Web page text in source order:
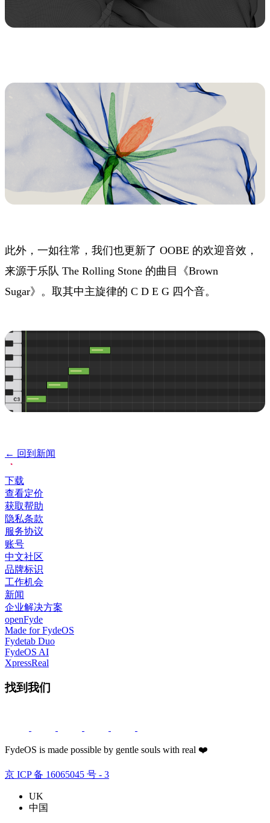
此外，一如往常，我们也更新了 OOBE 的欢迎音效，
来源于乐队 The Rolling Stone 的曲目《Brown
Sugar》。取其中主旋律的 C D E G 四个音。
← 回到新闻
下载
查看定价
获取帮助
隐私条款
服务协议
账号
中文社区
品牌标识
工作机会
新闻
企业解决方案
openFyde
Made for FydeOS
Fydetab Duo
FydeOS AI
XpressReal
找到我们
FydeOS is made possible by gentle souls with real ❤️
京 ICP 备 16065045 号 - 3
UK
中国